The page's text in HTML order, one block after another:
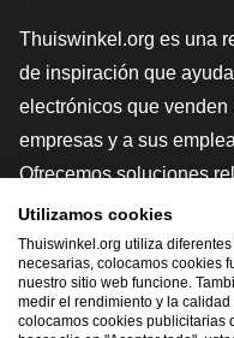
Thuiswinkel.org es una
de inspiración que
electrónicos que
empresas y a sus
Ofrecemos soluciones
sellos de confianza,
asesoramiento jurídico,
tenemos nuestra propia
Thuiswinkel e-Academy.
Utilizamos cookies
Thuiswinkel.org utiliza
necesarias, colocamos cookies
nuestro sitio web funcione.
medir el rendimiento y la
colocamos cookies publicitarias